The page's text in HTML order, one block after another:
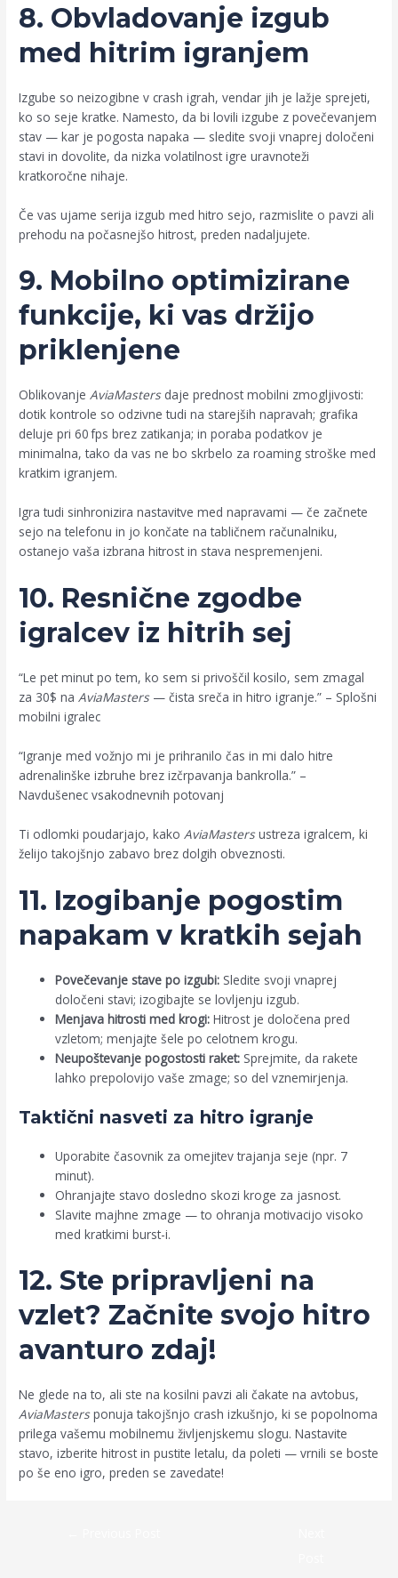
8. Obvladovanje izgub
med hitrim igranjem
Izgube so neizogibne v crash igrah, vendar jih je lažje sprejeti,
ko so seje kratke. Namesto, da bi lovili izgube z povečevanjem
stav — kar je pogosta napaka — sledite svoji vnaprej določeni
stavi in dovolite, da nizka volatilnost igre uravnoteži
kratkoročne nihaje.
Če vas ujame serija izgub med hitro sejo, razmislite o pavzi ali
prehodu na počasnejšo hitrost, preden nadaljujete.
9. Mobilno optimizirane
funkcije, ki vas držijo
priklenjene
OblikovanjeAviaMastersdaje prednost mobilni zmogljivosti:
dotik kontrole so odzivne tudi na starejših napravah; grafika
deluje pri 60 fps brez zatikanja; in poraba podatkov je
minimalna, tako da vas ne bo skrbelo za roaming stroške med
kratkim igranjem.
Igra tudi sinhronizira nastavitve med napravami — če začnete
sejo na telefonu in jo končate na tabličnem računalniku,
ostanejo vaša izbrana hitrost in stava nespremenjeni.
10. Resnične zgodbe
igralcev iz hitrih sej
“Le pet minut po tem, ko sem si privoščil kosilo, sem zmagal
za 30$ naAviaMasters— čista sreča in hitro igranje.” – Splošni
mobilni igralec
“Igranje med vožnjo mi je prihranilo čas in mi dalo hitre
adrenalinške izbruhe brez izčrpavanja bankrolla.” –
Navdušenec vsakodnevnih potovanj
Ti odlomki poudarjajo, kakoAviaMastersustreza igralcem, ki
želijo takojšnjo zabavo brez dolgih obveznosti.
11. Izogibanje pogostim
napakam v kratkih sejah
Povečevanje stave po izgubi: Sledite svoji vnaprej
določeni stavi; izogibajte se lovljenju izgub.
Menjava hitrosti med krogi: Hitrost je določena pred
vzletom; menjajte šele po celotnem krogu.
Neupoštevanje pogostosti raket: Sprejmite, da rakete
lahko prepolovijo vaše zmage; so del vznemirjenja.
Taktični nasveti za hitro igranje
Uporabite časovnik za omejitev trajanja seje (npr. 7
minut).
Ohranjajte stavo dosledno skozi kroge za jasnost.
Slavite majhne zmage — to ohranja motivacijo visoko
med kratkimi burst-i.
12. Ste pripravljeni na
vzlet? Začnite svojo hitro
avanturo zdaj!
Ne glede na to, ali ste na kosilni pavzi ali čakate na avtobus,
AviaMastersponuja takojšnjo crash izkušnjo, ki se popolnoma
prilega vašemu mobilnemu življenjskemu slogu. Nastavite
stavo, izberite hitrost in pustite letalu, da poleti — vrnili se boste
po še eno igro, preden se zavedate!